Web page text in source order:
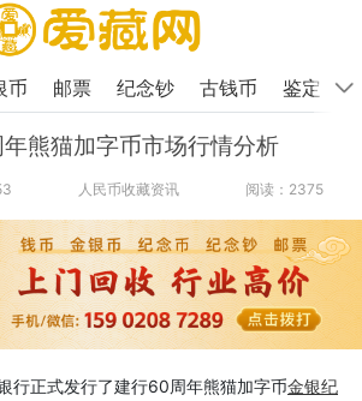
币 邮票 纪念钞 古钱币 鉴定
熊猫加字币市场行情分析
人民币收藏资讯 阅读：2375
正式发行了建行60周年熊猫加字币金银纪